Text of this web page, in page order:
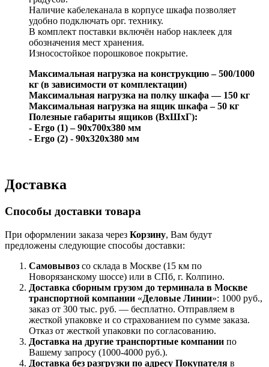
Наличие кабелеканала в корпусе шкафа позволяет
удобно подключать орг. технику.
В комплект поставки включён набор наклеек для
обозначения мест хранения.
Износостойкое порошковое покрытие.
Максимальная нагрузка на конструкцию – 500/1000
кг (в зависимости от комплектации)
Максимальная нагрузка на полку шкафа — 150 кг
Максимальная нагрузка на ящик шкафа – 50 кг
Полезные габариты ящиков (ВxШхГ):
- Ergo (1) – 90x700x380 мм
- Ergo (2) - 90x320x380 мм
Доставка
Способы доставки товара
При оформлении заказа через Корзину, Вам будут
предложены следующие способы доставки:
Самовывоз со склада в Москве (15 км по
Новорязанскому шоссе) или в СПб, г. Колпино.
Доставка сборным грузом до терминала в Москве
транспортной компании «Деловые Линии»: 1000 руб.,
заказ от 300 тыс. руб. — бесплатно. Отправляем в
жесткой упаковке и со страхованием по сумме заказа.
Отказ от жесткой упаковки по согласованию.
Доставка на другие транспортные компании по
Вашему запросу (1000-4000 руб.).
Доставка без разгрузки по адресу Покупателя в